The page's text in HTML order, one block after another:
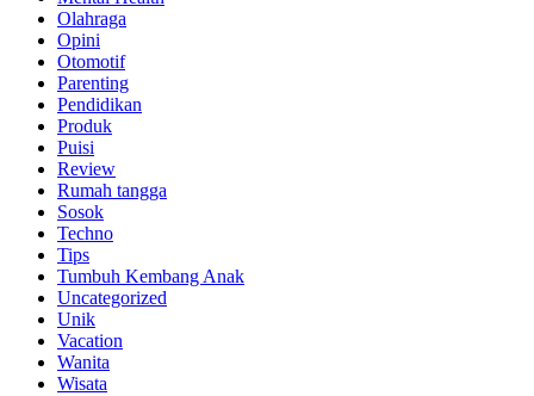
Olahraga
Opini
Otomotif
Parenting
Pendidikan
Produk
Puisi
Review
Rumah tangga
Sosok
Techno
Tips
Tumbuh Kembang Anak
Uncategorized
Unik
Vacation
Wanita
Wisata